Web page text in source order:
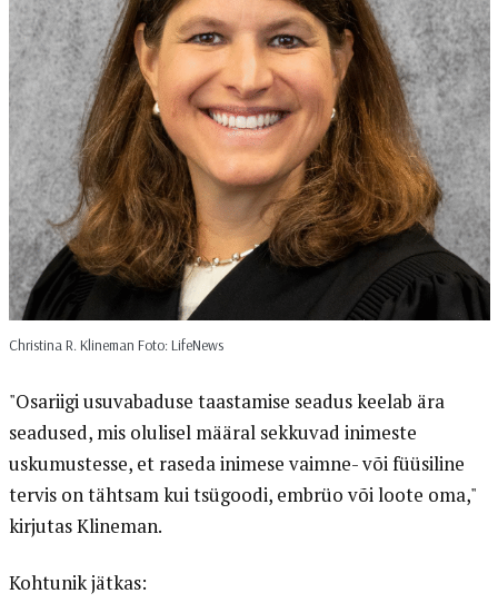
Christina R. Klineman Foto: LifeNews
"Osariigi usuvabaduse taastamise seadus keelab ära
seadused, mis olulisel määral sekkuvad inimeste
uskumustesse, et raseda inimese vaimne- või füüsiline
tervis on tähtsam kui tsügoodi, embrüo või loote oma,"
kirjutas Klineman.
Kohtunik jätkas: